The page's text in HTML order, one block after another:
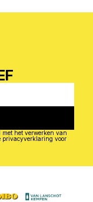
het verwerken van
privacyverklaring voor